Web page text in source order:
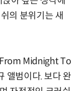
의 분위기는 새
Midnight To
앨범이다. 보다 완